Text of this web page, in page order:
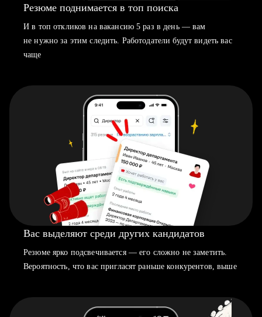
Резюме поднимается в топ поиска
И в топ откликов на вакансию 5 раз в день — вам
не нужно за этим следить. Работодатели будут видеть вас
чаще
Вас выделяют среди других кандидатов
Резюме ярко подсвечивается — его сложно не заметить.
Вероятность, что вас пригласят раньше конкурентов, выше